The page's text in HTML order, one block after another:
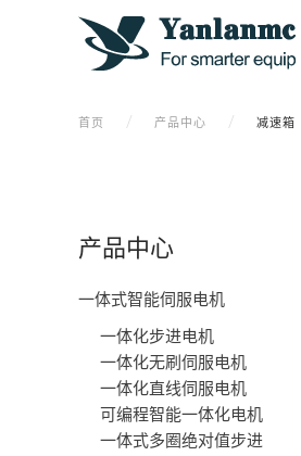
首页 产品中心 减速箱
产品中心
一体式智能伺服电机
一体化步进电机
一体化无刷伺服电机
一体化直线伺服电机
可编程智能一体化电机
一体式多圈绝对值步进